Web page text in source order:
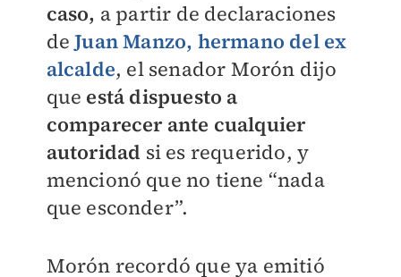
caso, a partir de declaraciones
deJuan Manzo, hermano del ex
alcalde, el senador Morón dijo
que está dispuesto a
comparecer ante cualquier
autoridad si es requerido, y
mencionó que no tiene “nada
que esconder”.
Morón recordó que ya emitió